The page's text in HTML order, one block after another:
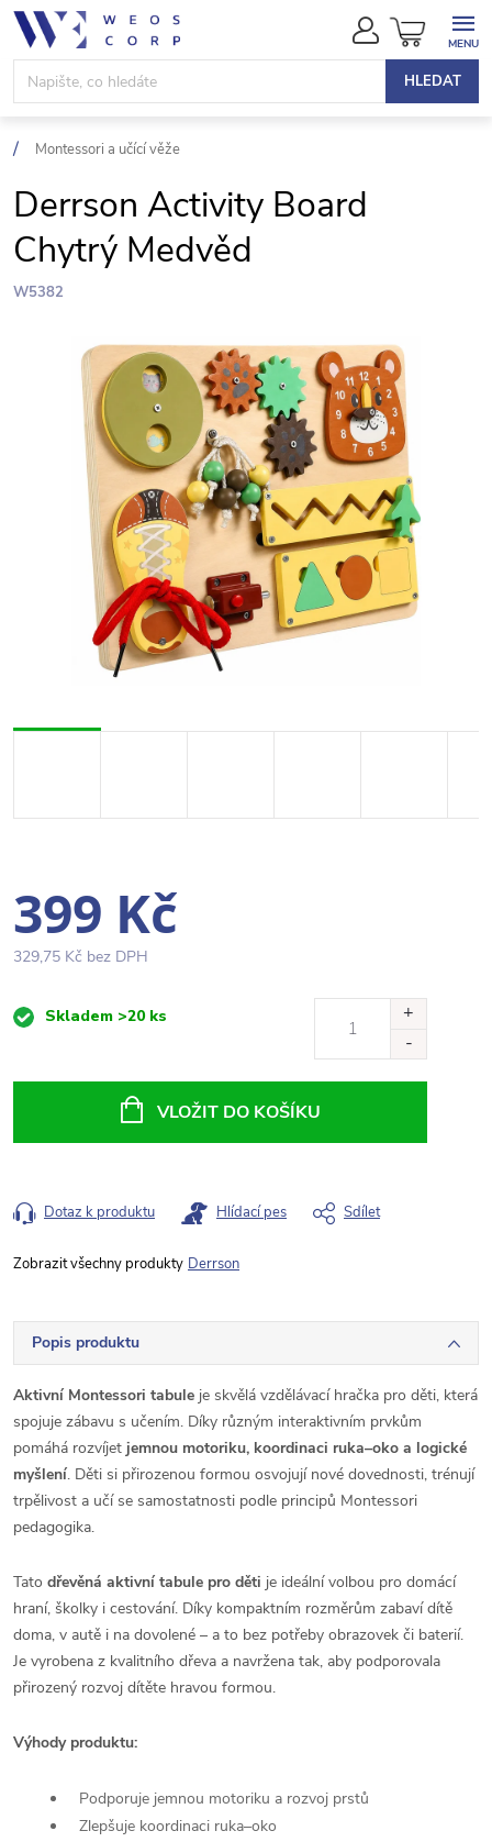
Přejít
obsah
HLEDAT
NÁKUPNÍ
KOŠÍK
Montessori a učící věže
Derrson Activity Board
Chytrý Medvěd
W5382
399 Kč
329,75 Kč bez DPH
MěrnáSkladem >20 ks
VLOŽIT DO KOŠÍKU
Dotaz k produktu Hlídací pes Sdílet
Derrson
Popis produktu
Aktivní Montessori tabule je skvělá vzdělávací hračka pro děti, která
spojuje zábavu s učením. Díky různým interaktivním prvkům
pomáhá rozvíjet jemnou motoriku, koordinaci ruka–oko a logické
myšlení. Děti si přirozenou formou osvojují nové dovednosti, trénují
trpělivost a učí se samostatnosti podle principů Montessori
pedagogika.
Tato dřevěná aktivní tabule pro děti je ideální volbou pro domácí
hraní, školky i cestování. Díky kompaktním rozměrům zabaví dítě
doma, v autě i na dovolené – a to bez potřeby obrazovek či baterií.
Je vyrobena z kvalitního dřeva a navržena tak, aby podporovala
přirozený rozvoj dítěte hravou formou.
Výhody produktu:
Podporuje jemnou motoriku a rozvoj prstů
Zlepšuje koordinaci ruka–oko